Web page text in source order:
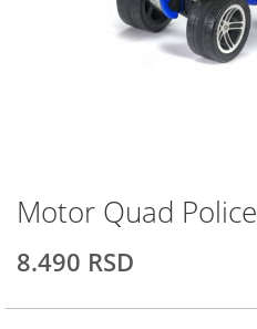
Skip
to
the
beginning
the
Motor Quad Police
8.490 RSD